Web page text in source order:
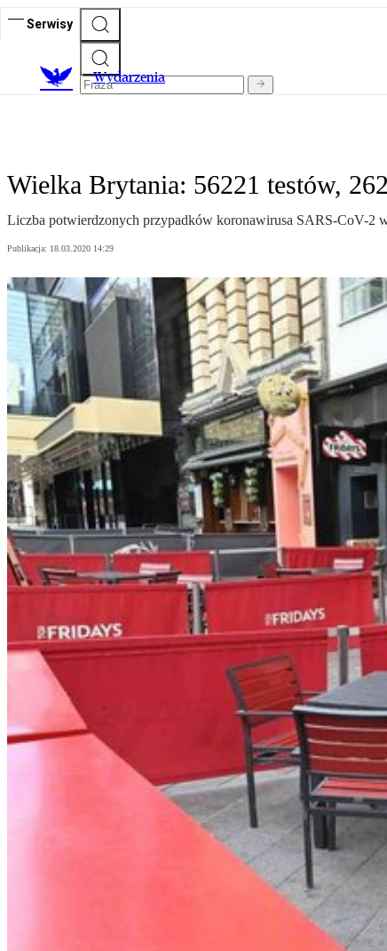
Serwisy
Wydarzenia
Wielka Brytania: 56221 testów,
Liczba potwierdzonych przypadków koronawirusa SARS-CoV-2
Publikacja: 18.03.2020 14:29